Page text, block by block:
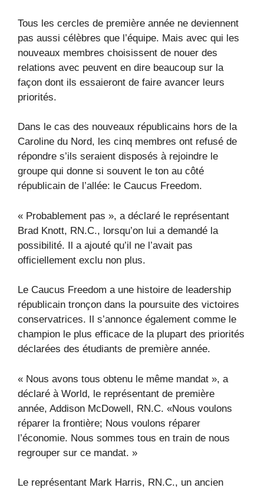
Tous les cercles de première année ne deviennent
pas aussi célèbres que l’équipe. Mais avec qui les
nouveaux membres choisissent de nouer des
relations avec peuvent en dire beaucoup sur la
façon dont ils essaieront de faire avancer leurs
priorités.
Dans le cas des nouveaux républicains hors de la
Caroline du Nord, les cinq membres ont refusé de
répondre s’ils seraient disposés à rejoindre le
groupe qui donne si souvent le ton au côté
républicain de l’allée: le Caucus Freedom.
« Probablement pas », a déclaré le représentant
Brad Knott, RN.C., lorsqu’on lui a demandé la
possibilité. Il a ajouté qu’il ne l’avait pas
officiellement exclu non plus.
Le Caucus Freedom a une histoire de leadership
républicain tronçon dans la poursuite des victoires
conservatrices. Il s’annonce également comme le
champion le plus efficace de la plupart des priorités
déclarées des étudiants de première année.
« Nous avons tous obtenu le même mandat », a
déclaré à World, le représentant de première
année, Addison McDowell, RN.C. «Nous voulons
réparer la frontière; Nous voulons réparer
l’économie. Nous sommes tous en train de nous
regrouper sur ce mandat. »
Le représentant Mark Harris, RN.C., un ancien